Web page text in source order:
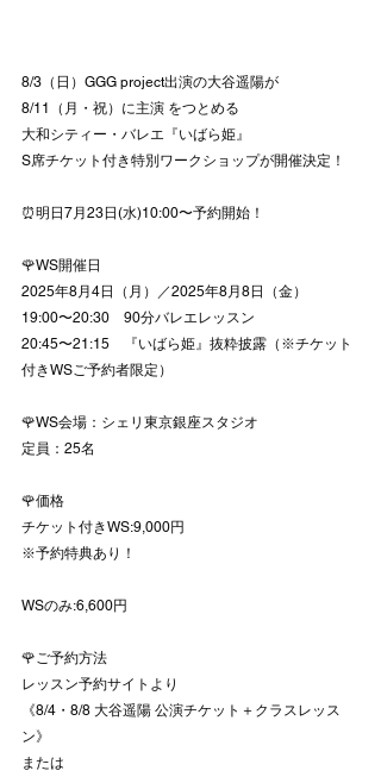
8/3（日）GGG project出演の大谷遥陽が
8/11（月・祝）に主演 をつとめる
大和シティー・バレエ『いばら姫』
S席チケット付き特別ワークショップが開催決定！
⏰明日7月23日(水)10:00〜予約開始！
🌹WS開催日
2025年8月4日（月）／2025年8月8日（金）
19:00〜20:30　90分バレエレッスン
20:45〜21:15　『いばら姫』抜粋披露（※チケット
付きWSご予約者限定）
🌹WS会場：シェリ東京銀座スタジオ
定員：25名
🌹価格
チケット付きWS:9,000円
※予約特典あり！
WSのみ:6,600円
🌹ご予約方法
レッスン予約サイトより
《8/4・8/8 大谷遥陽 公演チケット＋クラスレッス
ン》
または